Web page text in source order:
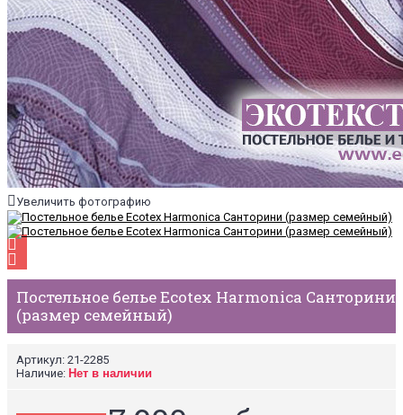
Увеличить фотографию
Постельное белье Ecotex Harmonica Санторини
(размер семейный)
Артикул: 21-2285
Наличие: Нет в наличии